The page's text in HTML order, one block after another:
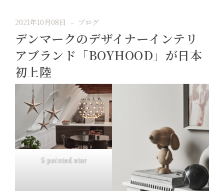
2021年10月08日 ブログ
デンマークのデザイナーインテリ
アブランド「BOYHOOD」が日本
初上陸
5 pointed star